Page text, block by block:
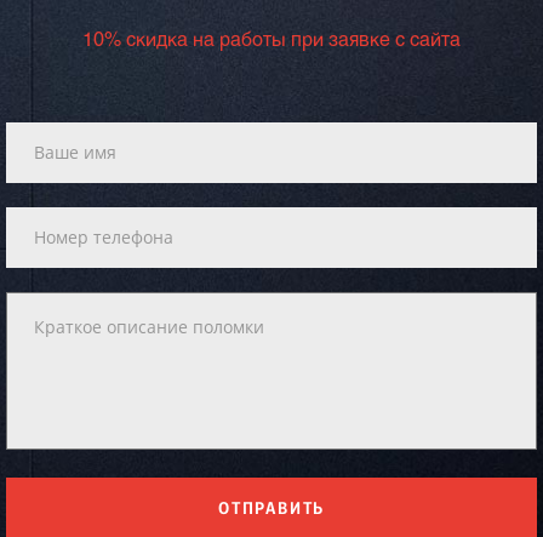
10% скидка на работы при заявке с сайта
ОТПРАВИТЬ